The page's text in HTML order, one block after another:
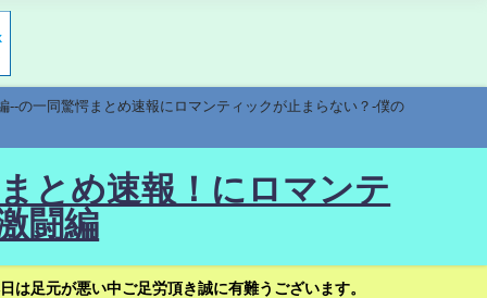
の一同驚愕まとめ速報にロマンティックが止まらない？-僕の
とめ速報！にロマンテ
闘編
足元が悪い中ご足労頂き誠に有難うございます。